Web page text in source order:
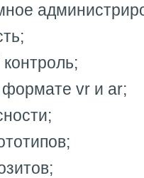
формате vr и ar;